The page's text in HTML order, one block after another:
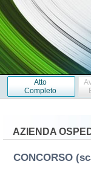
Atto
Completo
AZIENDA
CONCORSO